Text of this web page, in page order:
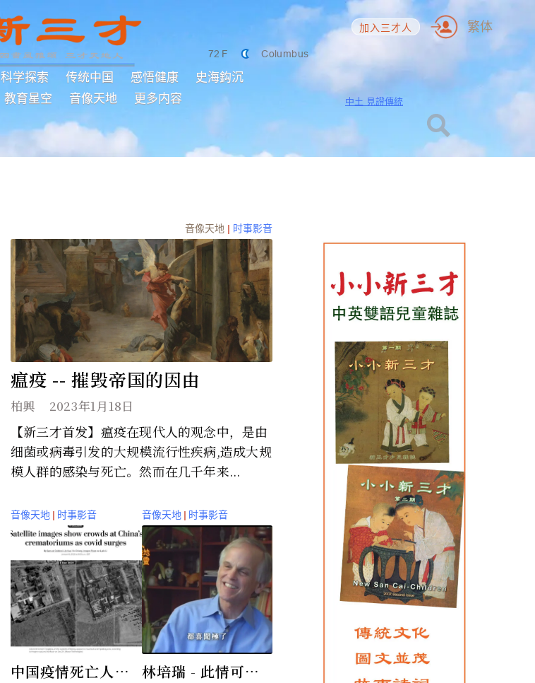
72 F Columbus
科学探索 传统中国 感悟健康
史海鈎沉
教育星空 音像天地 更多内容
加入三才人 繁体
中土 見證傳統
音像天地 | 时事影音
瘟疫 -- 摧毁帝国的因由
柏興 2023年1月18日
【新三才首发】瘟疫在现代人的观念中，是由
细菌或病毒引发的大规模流行性疾病,造成大规
模人群的感染与死亡。然而在几千年来...
音像天地 | 时事影音
中国疫情死亡人数
音像天地 | 时事影音
林培瑞 - 此情可待